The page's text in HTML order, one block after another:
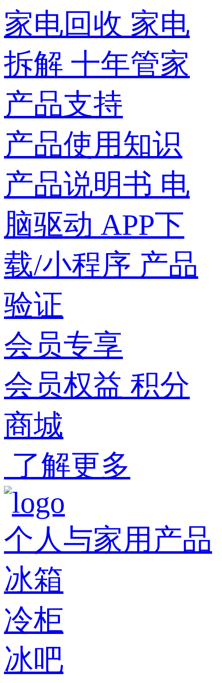
家电回收 家电
拆解 十年管家
产品支持
产品使用知识
产品说明书 电
脑驱动 APP下
载/小程序 产品
验证
会员专享
会员权益 积分
商城
了解更多
个人与家用产品
冰箱
冷柜
冰吧